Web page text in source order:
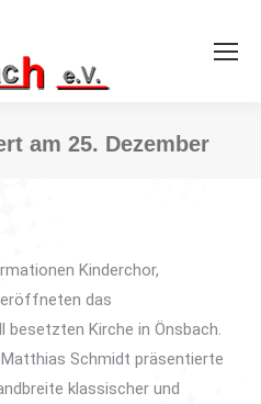
am 25. Dezember
Kinderchor,
das
besetzten Kirche in Önsbach.
Schmidt präsentierte
klassischer und